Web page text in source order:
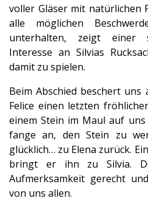
voller Gläser mit natürlichen
alle möglichen
unterhalten, zeigt einer
Interesse an Silvias
damit zu spielen.
Beim Abschied beschert
Felice einen letzten
einem Stein im Maul auf
fange an, den Stein zu
glücklich… zu Elena zurück.
bringt er ihn zu Silvia.
Aufmerksamkeit gerecht
von uns allen.